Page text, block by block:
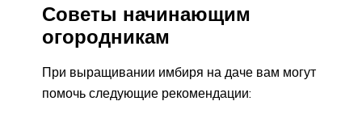
Советы начинающим
огородникам
При выращивании имбиря на даче вам могут
помочь следующие рекомендации: